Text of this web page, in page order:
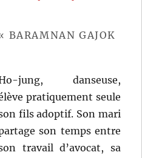
BARAMNAN GAJOK
jung, danseuse,
pratiquement seule
fils adoptif. Son mari
son temps entre
travail d’avocat, sa